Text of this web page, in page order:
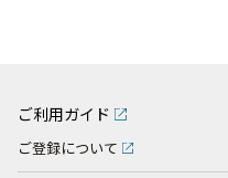
ご利用ガイド
ご登録について